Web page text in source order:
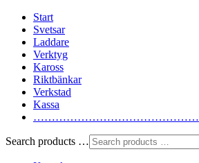
Start
Svetsar
Laddare
Verktyg
Kaross
Riktbänkar
Verkstad
Kassa
………………………………………
Search products …